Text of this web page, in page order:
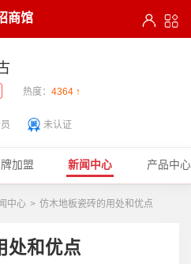
商馆
热度： 4364 ↑
未认证
加盟 新闻中心 产品中心
中心 > 仿木地板瓷砖的用处和优点
处和优点